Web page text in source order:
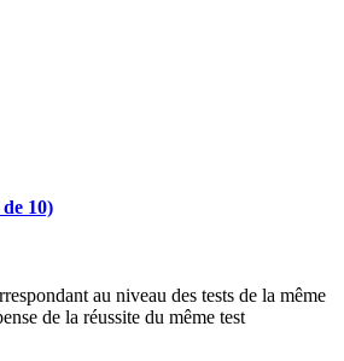
10)
au niveau des tests de la même
de la réussite du même test